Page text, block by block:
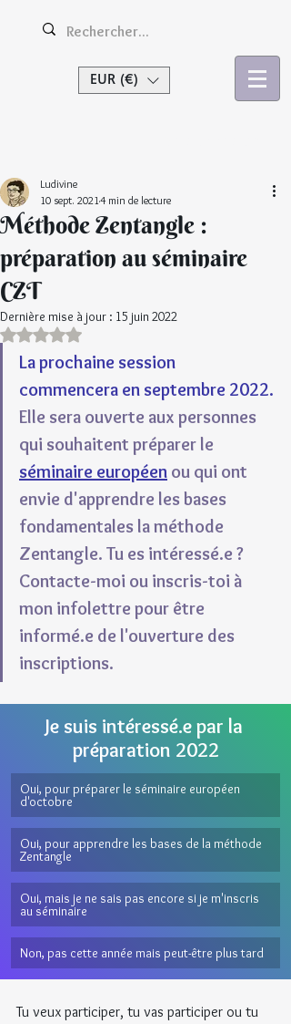
EUR (€)
Méthode Zentangle :
préparation au séminaire
CZT
Ludivine
10 sept. 20214 min de lecture
Dernière mise à jour : 15 juin 2022
Noté NaN étoiles sur 5.
La prochaine session
commencera en septembre 2022.
Elle sera ouverte aux personnes
qui souhaitent préparer le
séminaire européen ou qui ont
envie d'apprendre les bases
fondamentales la méthode
Zentangle. Tu es intéressé.e ?
Contacte-moi ou inscris-toi à
mon infolettre pour être
informé.e de l'ouverture des
inscriptions.
Je suis intéressé.e par la
préparation 2022
Oui, pour préparer le séminaire européen
d'octobre
Oui, pour apprendre les bases de la méthode
Zentangle
Oui, mais je ne sais pas encore si je m'inscris
au séminaire
Non, pas cette année mais peut-être plus tard
Tu veux participer, tu vas participer ou tu